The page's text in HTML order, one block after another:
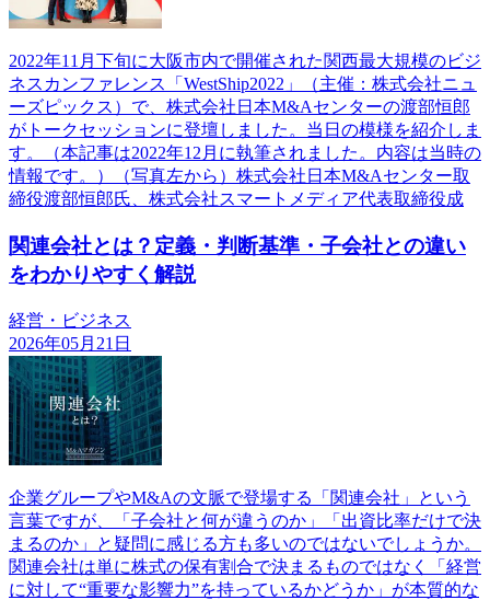
2022年11月下旬に大阪市内で開催された関西最大規模のビジ
ネスカンファレンス「WestShip2022」（主催：株式会社ニュ
ーズピックス）で、株式会社日本M&Aセンターの渡部恒郎
がトークセッションに登壇しました。当日の模様を紹介しま
す。（本記事は2022年12月に執筆されました。内容は当時の
情報です。）（写真左から）株式会社日本M&Aセンター取
締役渡部恒郎氏、株式会社スマートメディア代表取締役成
関連会社とは？定義・判断基準・子会社との違い
をわかりやすく解説
経営・ビジネス
2026年05月21日
企業グループやM&Aの文脈で登場する「関連会社」という
言葉ですが、「子会社と何が違うのか」「出資比率だけで決
まるのか」と疑問に感じる方も多いのではないでしょうか。
関連会社は単に株式の保有割合で決まるものではなく「経営
に対して“重要な影響力”を持っているかどうか」が本質的な